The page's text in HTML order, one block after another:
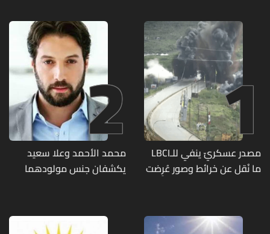
1
مصدر عسكريّ ينفي للـLBCI
ما نُقل عن خرائط وصور عُرِضت
تحت الأرض
2
محمد الأحمد وعلا سعيد
يكشفان جنس مولودهما